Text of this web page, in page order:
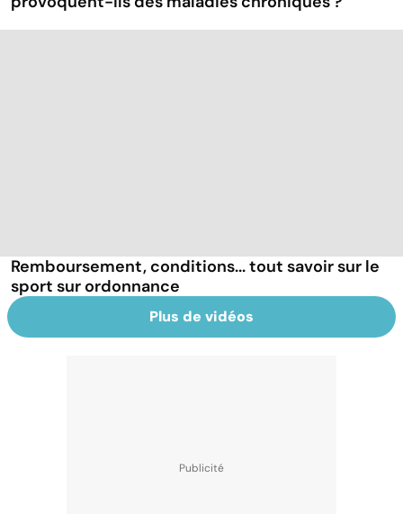
Remboursement, conditions... tout savoir sur le
sport sur ordonnance
Plus de vidéos